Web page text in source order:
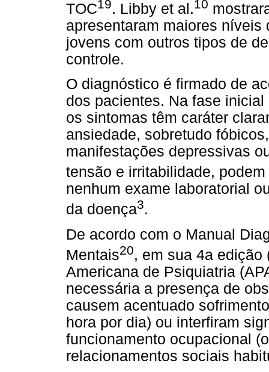
TOC19. Libby et al.10
apresentaram maiores
jovens com outros tipos de
controle.
O diagnóstico é firmado de
dos pacientes. Na fase
os sintomas têm caráter
ansiedade, sobretudo
manifestações depressivas
tensão e irritabilidade,
nenhum exame laboratorial
da doença3.
De acordo com o Manual
Mentais20, em sua 4a edição
Americana de Psiquiatria
necessária a presença de
causem acentuado
hora por dia) ou interfiram
funcionamento ocupacional
relacionamentos sociais